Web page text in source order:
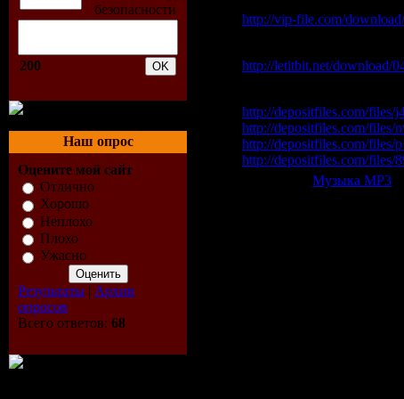
200
Наш опрос
Оцените мой сайт
Отлично
Хорошо
Неплохо
Плохо
Ужасно
Результаты | Архив
опросов
Всего ответов: 68
http://vip-file.com/
http://letitbit.net/download/
http://depositfiles.com/files/
http://depositfiles.com/files/
http://depositfiles.com/files/
http://depositfiles.com/files/
Музыка МР3